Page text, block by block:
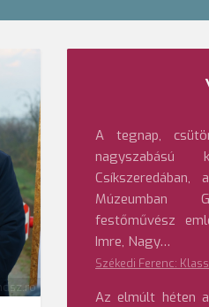
A tegnap,
nagyszabású
Csíkszeredában,
Múzeumban
festőművész
Imre, Nagy…
Székedi Ferenc:
Az elmúlt héten